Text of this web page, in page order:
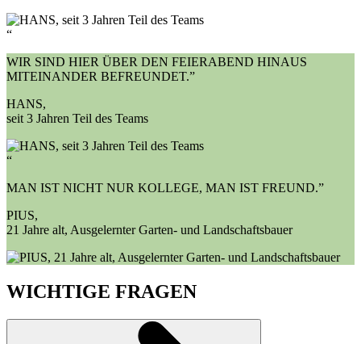
“
WIR SIND HIER ÜBER DEN FEIERABEND HINAUS
MITEINANDER BEFREUNDET.”
HANS,
seit 3 Jahren Teil des Teams
“
MAN IST NICHT NUR KOLLEGE, MAN IST FREUND.”
PIUS,
21 Jahre alt, Ausgelernter Garten- und Landschaftsbauer
WICHTIGE FRAGEN